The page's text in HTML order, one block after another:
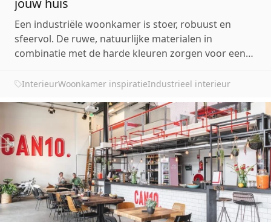
jouw huis
Een industriële woonkamer is stoer, robuust en
sfeervol. De ruwe, natuurlijke materialen in
combinatie met de harde kleuren zorgen voor een
woonstijl is erg populair in Nederland. Je kunt de
dit interieu...
InterieurWoonkamer inspiratieIndustrieel interieur